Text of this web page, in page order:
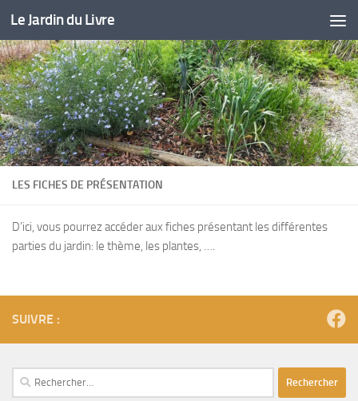
Skip to content
Le Jardin du Livre
LES FICHES DE PRÉSENTATION
D’ici, vous pourrez accéder aux fiches présentant les différentes
parties du jardin: le thème, les plantes, ….
SUIVRE :
Rechercher :